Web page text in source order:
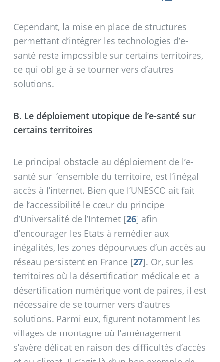
Cependant, la mise en place de structures
permettant d’intégrer les technologies d’e-
santé reste impossible sur certains territoires,
ce qui oblige à se tourner vers d’autres
solutions.
B. Le déploiement utopique de l’e-santé sur
certains territoires
Le principal obstacle au déploiement de l’e-
santé sur l’ensemble du territoire, est l’inégal
accès à l’internet. Bien que l’UNESCO ait fait
de l’accessibilité le cœur du principe
d’Universalité de l’Internet[26] afin
d’encourager les Etats à remédier aux
inégalités, les zones dépourvues d’un accès au
réseau persistent en France [27]. Or, sur les
territoires où la désertification médicale et la
désertification numérique vont de paires, il est
nécessaire de se tourner vers d’autres
solutions. Parmi eux, figurent notamment les
villages de montagne où l’aménagement
s’avère délicat en raison des difficultés d’accès